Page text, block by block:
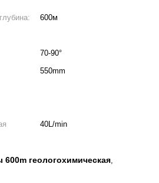
600м
70-90°
550mm
40L/min
геологохимическая,